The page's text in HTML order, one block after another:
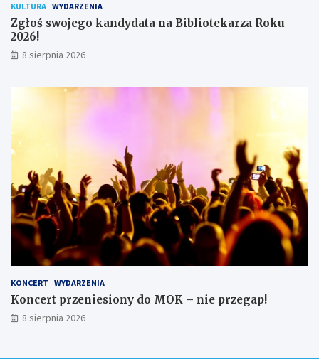
ó
w
KULTURA WYDARZENIA
Zgłoś swojego kandydata na Bibliotekarza Roku
2026!
8 sierpnia 2026
KONCERT WYDARZENIA
Koncert przeniesiony do MOK – nie przegap!
8 sierpnia 2026